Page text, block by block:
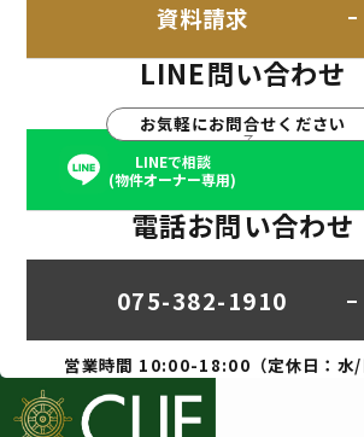
資料請求
LINE問い合わせ
お気軽にお問合せください
LINEで相談
(物件オーナー専用)
電話お問い合わせ
075-382-1910
営業時間 10:00-18:00（定休日：水/